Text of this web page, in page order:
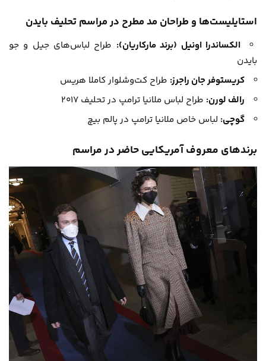
استایلیست‌ها و طراحان مد مطرح در مراسم تحلیف بایدن
الکساندرا اونیل (برند مارکاریان): طراح لباس‌های جیل و جو
بایدن
کریستوفر جان راجرز: طراح کت‌وشلوار کاملا هریس
رالف لورن: طراح لباس ملانیا ترامپ در تحلیف ۲۰۱۷
گوچی: لباس خاص ملانیا ترامپ در پالم بیچ
برندهای معروف آمریکایی حاضر در مراسم